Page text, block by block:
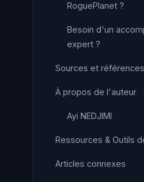
RoguePlanet ?
Besoin d'un
expert ?
Sources et références
À propos de l'auteur
Ayi NEDJIMI
Ressources & Outils
Articles connexes